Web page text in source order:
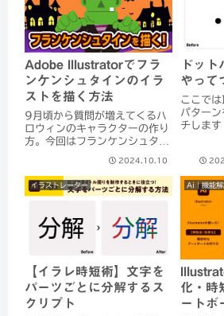
Adobe Illustratorでフラ
ンケンシュタインのイラ
ストを描く方法
9月頃から質問が増えてくるハ
ロウィンのキャラクターの作り
方。今回はフランケンシュタイ
ーで描く方法を紹介します。ペ
ンツールをほとんど使わず、初
心者でも簡単に作成できます。
チに登録し、スム...
2024.10.10
ドッ
やって
ここで
パター
チします
イラストレーター
【イラレ時短術】文字を
パーツごとに分解するス
クリプト
Ai｜機能解
化・時
ートボ